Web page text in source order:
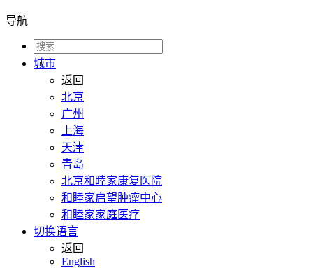
导航
城市
返回
北京
广州
上海
天津
青岛
北京和睦家康复医院
和睦家启望肿瘤中心
和睦家家庭医疗
切换语言
返回
English